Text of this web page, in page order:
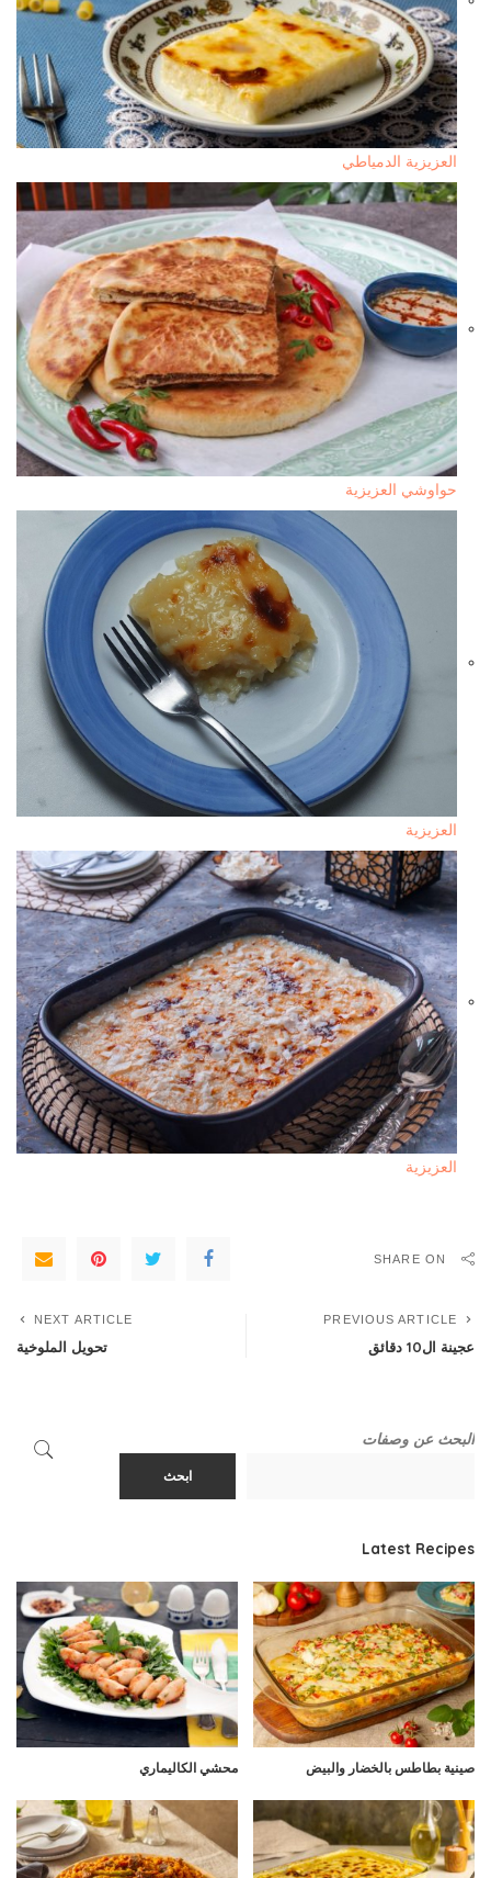
العزيزية الدمياطي
حواوشي العزيزية
العزيزية
العزيزية
SHARE ON
PREVIOUS ARTICLE
عجينة ال10 دقائق
NEXT ARTICLE
تحويل الملوخية
البحث عن وصفات
ابحث
Latest Recipes
صينية بطاطس بالخضار والبيض محشي الكاليماري